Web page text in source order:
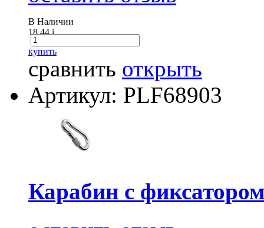
В Наличии
18.44i
купить
сравнить открыть
Артикул: PLF68903
Карабин с